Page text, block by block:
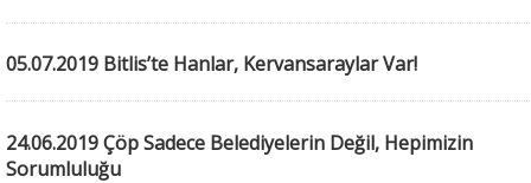
05.07.2019 Bitlis’te Hanlar, Kervansaraylar Var!
24.06.2019 Çöp Sadece Belediyelerin Değil, Hepimizin
Sorumluluğu